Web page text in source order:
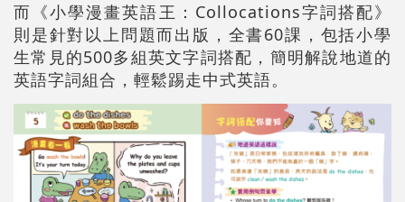
而《小學漫畫英語王：Collocations字詞搭配》
則是針對以上問題而出版，全書60課，包括小學
生常見的500多組英文字詞搭配，簡明解說地道的
英語字詞組合，輕鬆踢走中式英語。